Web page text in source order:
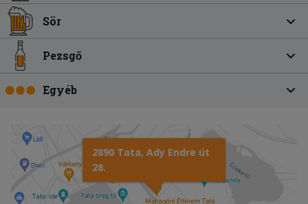
Sör
Pezsgő
Egyéb
2890 Tata, Ady Endre út
28.